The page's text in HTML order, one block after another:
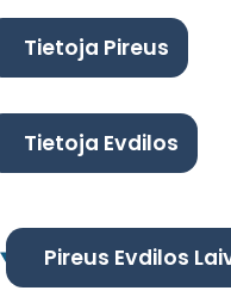
Tietoja Pireus
Tietoja Evdilos
Pireus Evdilos